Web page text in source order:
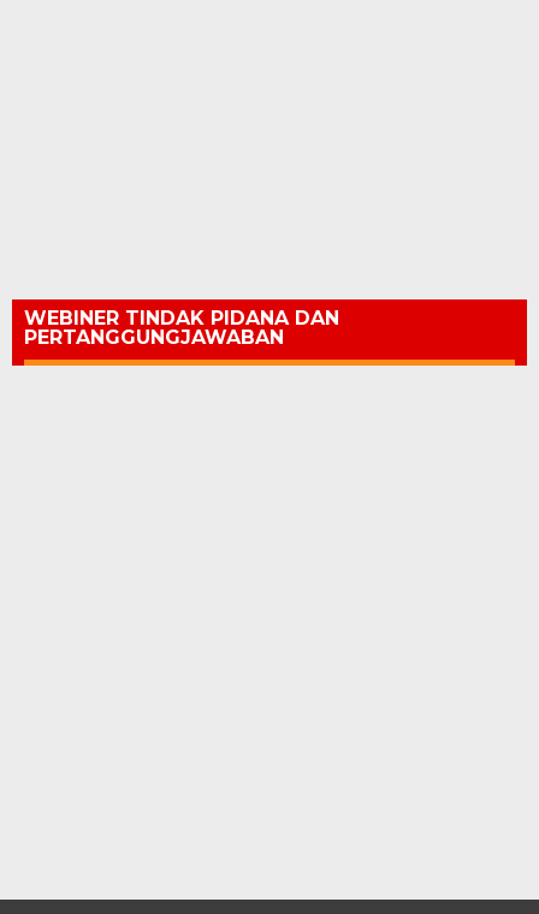
WEBINER TINDAK PIDANA DAN
PERTANGGUNGJAWABAN